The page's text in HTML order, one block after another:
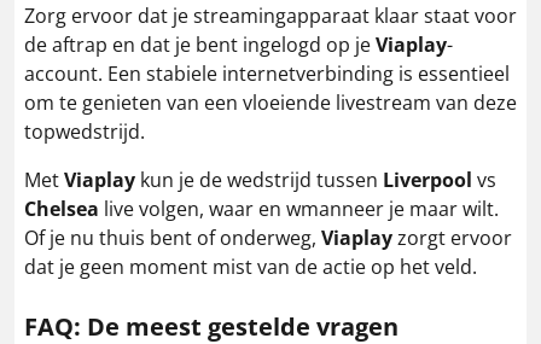
Zorg ervoor dat je streamingapparaat klaar staat voor
de aftrap en dat je bent ingelogd op jeViaplay-
account. Een stabiele internetverbinding is essentieel
om te genieten van een vloeiende livestream van deze
topwedstrijd.
MetViaplay kun je de wedstrijd tussen Liverpool vs
Chelsea live volgen, waar en wmanneer je maar wilt.
Of je nu thuis bent of onderweg, Viaplayzorgt ervoor
dat je geen moment mist van de actie op het veld.
FAQ: De meest gestelde vragen